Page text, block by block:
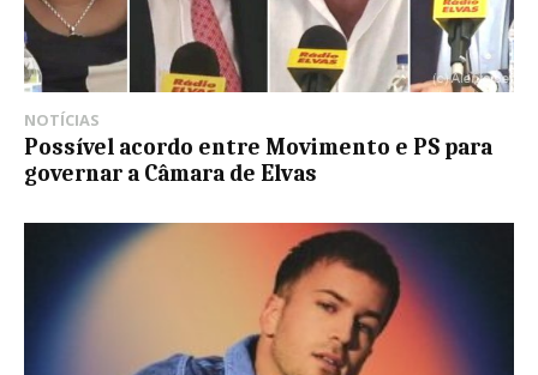
NOTÍCIAS
Possível acordo entre Movimento e PS para
governar a Câmara de Elvas